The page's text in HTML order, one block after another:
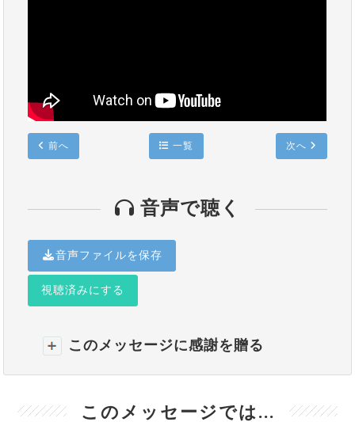
前へ 一覧 次へ
音声で聴く
音声ファイルを保存
視聴済みにする
このメッセージに感謝を贈る
このメッセージでは...